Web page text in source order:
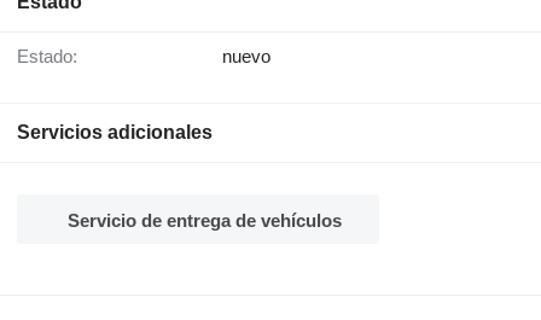
Estado: nuevo
Servicios adicionales
Servicio de entrega de vehículos